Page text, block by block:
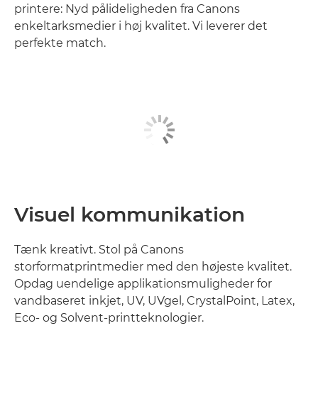
printere: Nyd pålideligheden fra Canons
enkeltarksmedier i høj kvalitet. Vi leverer det
perfekte match.
Visuel kommunikation
Tænk kreativt. Stol på Canons
storformatprintmedier med den højeste kvalitet.
Opdag uendelige applikationsmuligheder for
vandbaseret inkjet, UV, UVgel, CrystalPoint, Latex,
Eco- og Solvent-printteknologier.